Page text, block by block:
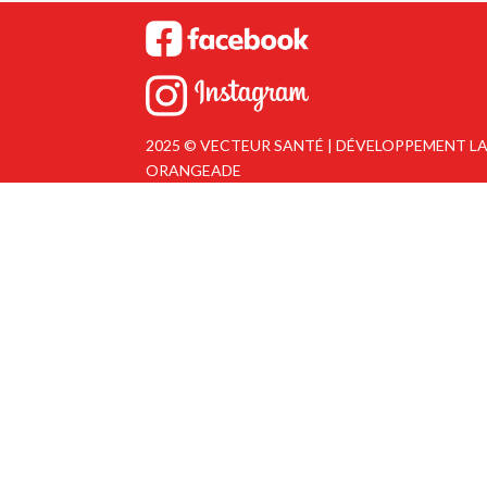
2025 © VECTEUR SANTÉ | DÉVELOPPEMENT
ORANGEADE